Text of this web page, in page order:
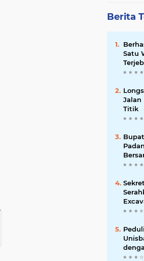
Berita
Satu
Jalan
Titik